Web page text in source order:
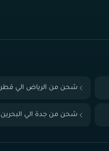
شحن من الرياض الي قطر
شحن من جدة الي البحرين